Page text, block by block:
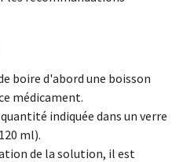
boire d'abord une boisson
médicament.
indiquée dans un verre
ml).
de la solution, il est